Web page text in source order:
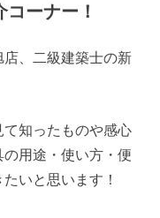
ーナー！
、二級建築士の新
知ったものや感心
用途・使い方・便
いと思います！